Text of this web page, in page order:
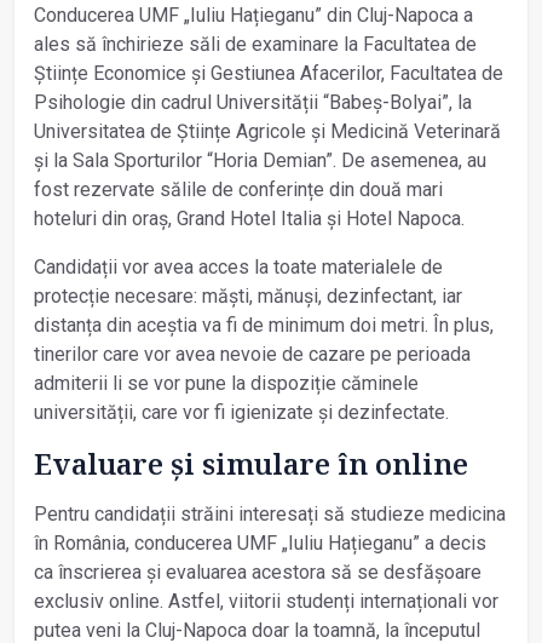
Conducerea UMF „Iuliu Hațieganu” din Cluj-Napoca a
ales să închirieze săli de examinare la Facultatea de
Științe Economice și Gestiunea Afacerilor, Facultatea de
Psihologie din cadrul Universității “Babeș-Bolyai”, la
Universitatea de Științe Agricole și Medicină Veterinară
și la Sala Sporturilor “Horia Demian”. De asemenea, au
fost rezervate sălile de conferințe din două mari
hoteluri din oraș, Grand Hotel Italia și Hotel Napoca.
Candidații vor avea acces la toate materialele de
protecție necesare: măști, mănuși, dezinfectant, iar
distanța din aceștia va fi de minimum doi metri. În plus,
tinerilor care vor avea nevoie de cazare pe perioada
admiterii li se vor pune la dispoziție căminele
universității, care vor fi igienizate și dezinfectate.
Evaluare și simulare în online
Pentru candidații străini interesați să studieze medicina
în România, conducerea UMF „Iuliu Hațieganu” a decis
ca înscrierea și evaluarea acestora să se desfășoare
exclusiv online. Astfel, viitorii studenți internaționali vor
putea veni la Cluj-Napoca doar la toamnă, la începutul